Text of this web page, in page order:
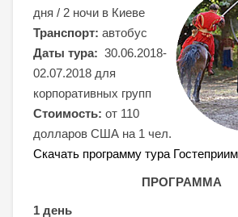
дня / 2 ночи в Киеве
Транспорт: автобус
Даты тура: 30.06.2018-
02.07.2018 для
корпоративных групп
Стоимость: от 110
долларов США на 1 чел.
Скачать программу тура
ПРОГРАММА
1 день